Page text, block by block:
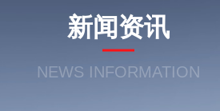
新闻资讯
NEWS INFORMATION